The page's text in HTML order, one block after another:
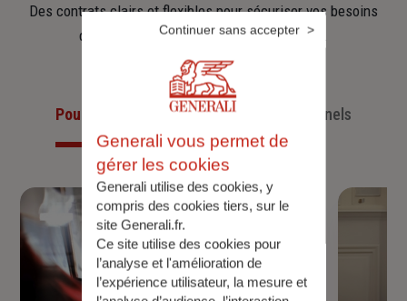
Des contrats clairs et flexibles pour sécuriser vos besoins
d’aujourd’hui et anticiper ceux de demain.
Pour les particuliersPour les professionnels
Generali vous permet de
gérer les cookies
Generali utilise des cookies, y
compris des cookies tiers, sur le
site Generali.fr.
Ce site utilise des cookies pour
l’analyse et l'amélioration de
l’expérience utilisateur, la mesure et
Continuer sans accepter